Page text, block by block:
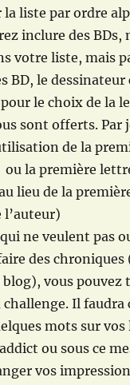
la liste par ordre
inclure des BDs,
votre liste, mais
BD, le
le choix de la
sont offerts. Par
de la
la première
lieu de la
l’auteur)
ne veulent pas
des chroniques
blog), vous pouvez
Il faudra
mots sur vos
ou sous ce
vos